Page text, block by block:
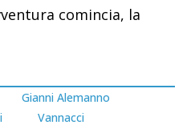
comincia, la
Gianni Alemanno
Vannacci